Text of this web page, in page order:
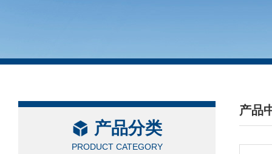
产品分类
PRODUCT CATEGORY
产品
/